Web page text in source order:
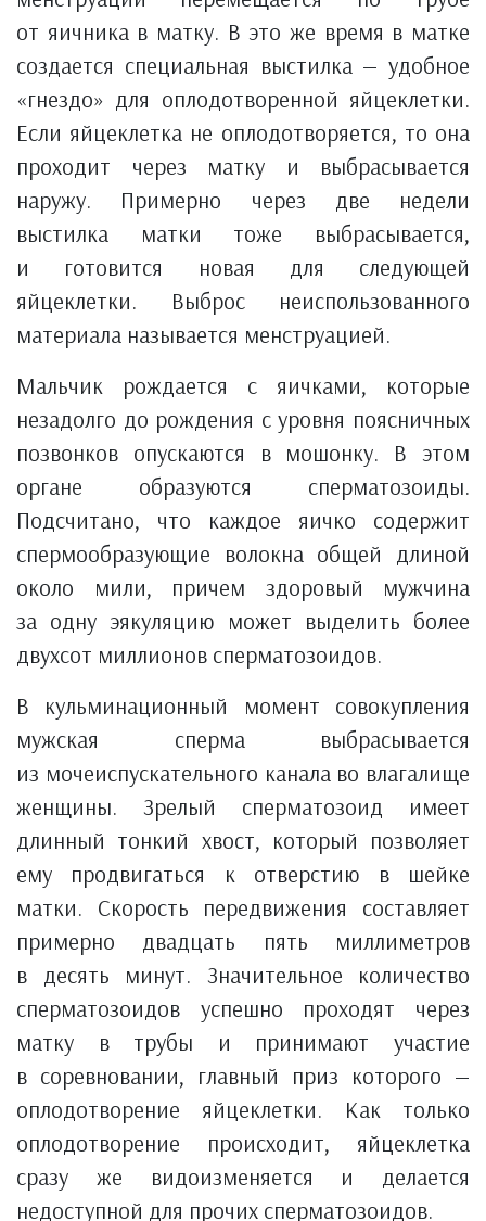
от яичника в матку. В это же время в матке
создается специальная выстилка — удобное
«гнездо» для оплодотворенной яйцеклетки.
Если яйцеклетка не оплодотворяется, то она
проходит через матку и выбрасывается
наружу. Примерно через две недели
выстилка матки тоже выбрасывается,
и готовится новая для следующей
яйцеклетки. Выброс неиспользованного
материала называется менструацией.
Мальчик рождается с яичками, которые
незадолго до рождения с уровня поясничных
позвонков опускаются в мошонку. В этом
органе образуются сперматозоиды.
Подсчитано, что каждое яичко содержит
спермообразующие волокна общей длиной
около мили, причем здоровый мужчина
за одну эякуляцию может выделить более
двухсот миллионов сперматозоидов.
В кульминационный момент совокупления
мужская сперма выбрасывается
из мочеиспускательного канала во влагалище
женщины. Зрелый сперматозоид имеет
длинный тонкий хвост, который позволяет
ему продвигаться к отверстию в шейке
матки. Скорость передвижения составляет
примерно двадцать пять миллиметров
в десять минут. Значительное количество
сперматозоидов успешно проходят через
матку в трубы и принимают участие
в соревновании, главный приз которого —
оплодотворение яйцеклетки. Как только
оплодотворение происходит, яйцеклетка
сразу же видоизменяется и делается
недоступной для прочих сперматозоидов.